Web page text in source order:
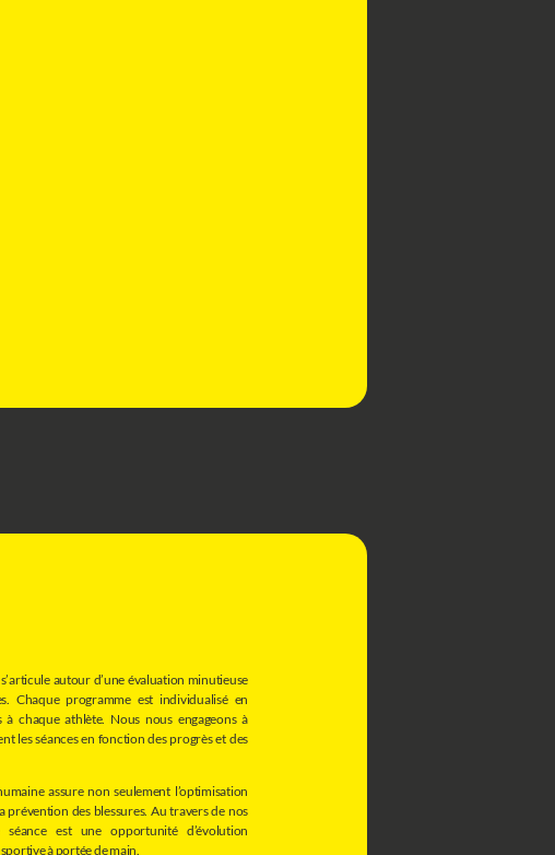
autour d’une évaluation minutieuse
Chaque programme est individualisé en
à chaque athlète. Nous nous engageons à
les séances en fonction des progrès et des
assure non seulement l’optimisation
prévention des blessures. Au travers de nos
est une opportunité d’évolution
à portée de main.